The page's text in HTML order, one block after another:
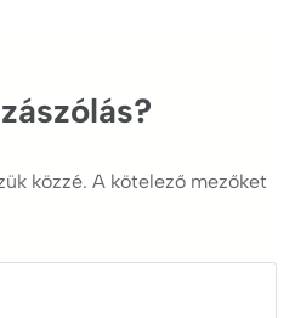
közzé. A kötelező mezőket